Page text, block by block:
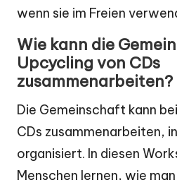
wenn sie im Freien
Wie kann die
Upcycling von CDs
zusammenarbeiten?
Die Gemeinschaft kann
CDs zusammenarbeiten,
organisiert. In diesen
Menschen lernen, wie